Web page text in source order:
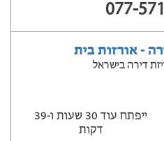
077-
- אורזות בית
דירה בישראל
ייפתח עוד 30 שעות ‫ו-39
דקות